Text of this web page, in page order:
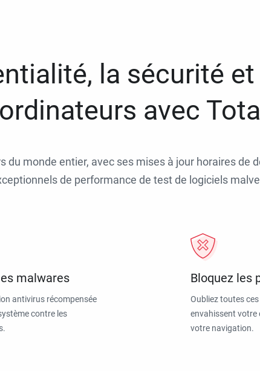
la sécurité et
avec
monde entier, avec ses mises à jour horaires de
de performance de test de logiciels
malwares
antivirus récompensée
contre les
Bloquez les
Oubliez toutes
envahissent votre
votre navigation.